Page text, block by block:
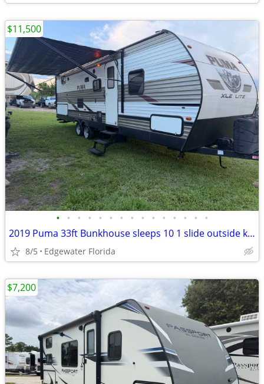
• • • • • • • • • • • • • • •
2019 Puma 33ft Bunkhouse sleeps 10 1 slide outside kitchen
8/5 Edgewater Florida
$11,500
$7,200